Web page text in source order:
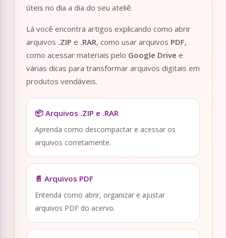
úteis no dia a dia do seu ateliê.
Lá você encontra artigos explicando como abrir
arquivos .ZIP e .RAR, como usar arquivos PDF,
como acessar materiais pelo Google Drive e
várias dicas para transformar arquivos digitais em
produtos vendáveis.
📦 Arquivos .ZIP e .RAR
Aprenda como descompactar e acessar os
arquivos corretamente.
📄 Arquivos PDF
Entenda como abrir, organizar e ajustar
arquivos PDF do acervo.